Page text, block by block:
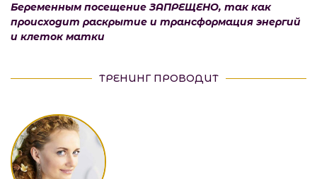
Беременным посещение ЗАПРЕЩЕНО, так как
происходит раскрытие и трансформация энергий
и клеток матки
ТРЕНИНГ ПРОВОДИТ